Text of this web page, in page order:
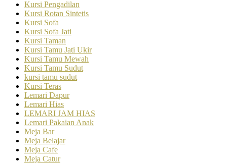
Kursi Pengadilan
Kursi Rotan Sintetis
Kursi Sofa
Kursi Sofa Jati
Kursi Taman
Kursi Tamu Jati Ukir
Kursi Tamu Mewah
Kursi Tamu Sudut
kursi tamu sudut
Kursi Teras
Lemari Dapur
Lemari Hias
LEMARI JAM HIAS
Lemari Pakaian Anak
Meja Bar
Meja Belajar
Meja Cafe
Meja Catur